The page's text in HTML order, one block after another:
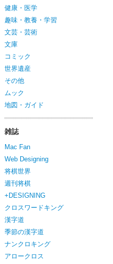
健康・医学
趣味・教養・学習
文芸・芸術
文庫
コミック
世界遺産
その他
ムック
地図・ガイド
雑誌
Mac Fan
Web Designing
将棋世界
週刊将棋
+DESIGNING
クロスワードキング
漢字道
季節の漢字道
ナンクロキング
アロークロス